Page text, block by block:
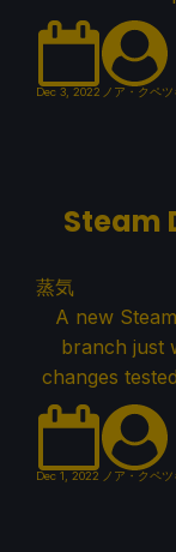
Dec 3, 2022 ノア・クペツ
Steam
蒸気
A new
branch just
changes
Dec 1, 2022 ノア・クペツ